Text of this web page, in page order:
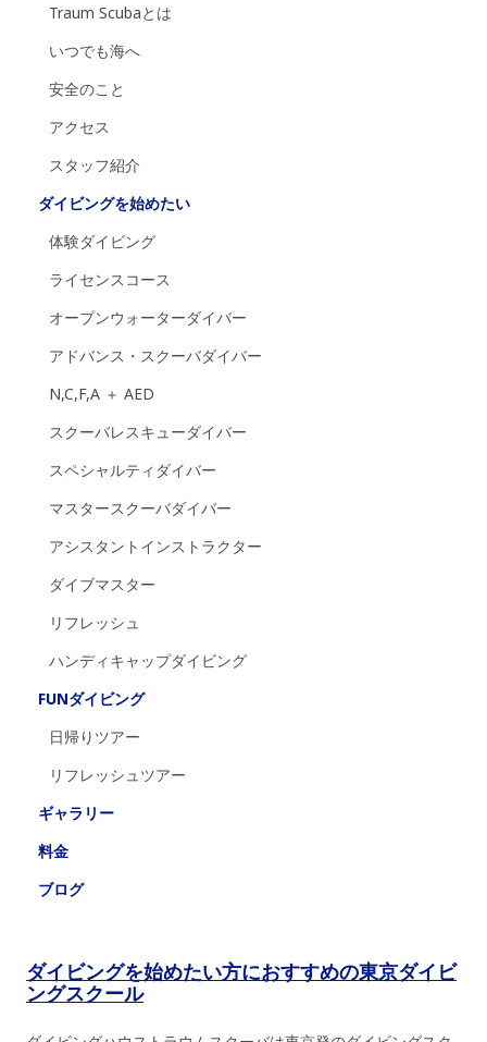
Traum Scubaとは
いつでも海へ
安全のこと
アクセス
スタッフ紹介
ダイビングを始めたい
体験ダイビング
ライセンスコース
オープンウォーターダイバー
アドバンス・スクーバダイバー
N,C,F,A ＋ AED
スクーバレスキューダイバー
スペシャルティダイバー
マスタースクーバダイバー
アシスタントインストラクター
ダイブマスター
リフレッシュ
ハンディキャップダイビング
FUNダイビング
日帰りツアー
リフレッシュツアー
ギャラリー
料金
ブログ
ダイビングを始めたい方におすすめの東京ダイビ
ングスクール